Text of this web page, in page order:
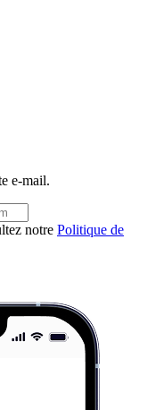
e-mail.
notre Politique de